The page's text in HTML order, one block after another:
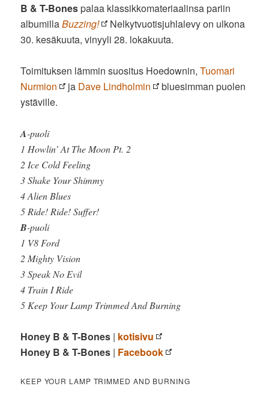
B & T-Bonespalaa klassikkomateriaalinsa pariin
albumillaBuzzing!
Nelkytvuotisjuhlalevy on ulkona
30. kesäkuuta, vinyyli 28. lokakuuta.
Toimituksen lämmin suositus Hoedownin,Tuomari
Nurmion
ja Dave Lindholmin
bluesimman puolen
ystäville.
A-puoli
1 Howlin’ At The Moon Pt. 2
2 Ice Cold Feeling
3 Shake Your Shimmy
4 Alien Blues
5 Ride! Ride! Suffer!
B-puoli
1 V8 Ford
2 Mighty Vision
3 Speak No Evil
4 Train I Ride
5 Keep Your Lamp Trimmed And Burning
Honey B & T-Bones | kotisivu
Honey B & T-Bones | Facebook
KEEP YOUR LAMP TRIMMED AND BURNING